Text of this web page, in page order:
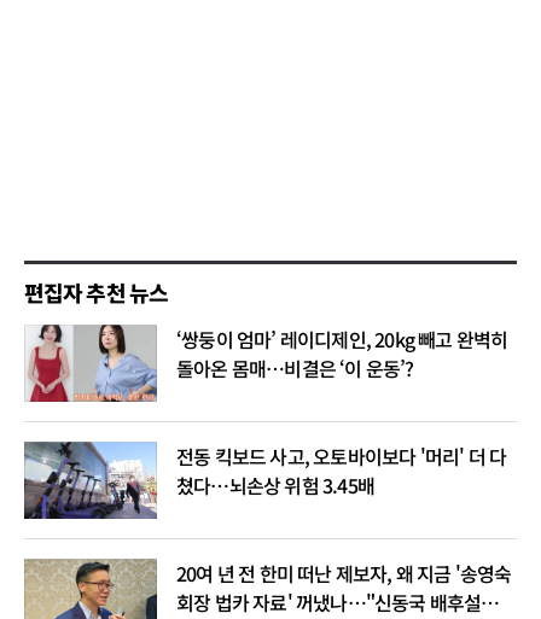
편집자 추천 뉴스
‘쌍둥이 엄마’ 레이디제인, 20kg 빼고 완벽히
돌아온 몸매…비결은 ‘이 운동’?
전동 킥보드 사고, 오토바이보다 '머리' 더 다
쳤다…뇌손상 위험 3.45배
20여 년 전 한미 떠난 제보자, 왜 지금 '송영숙
회장 법카 자료' 꺼냈나…"신동국 배후설은